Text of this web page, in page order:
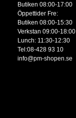
Butiken 08:00-17:00
Öppettider Fre:
Butiken 08:00-15:30
Verkstan 09:00-18:00
Lunch: 11:30-12:30
Tel:08-428 93 10
info@pm-shopen.se